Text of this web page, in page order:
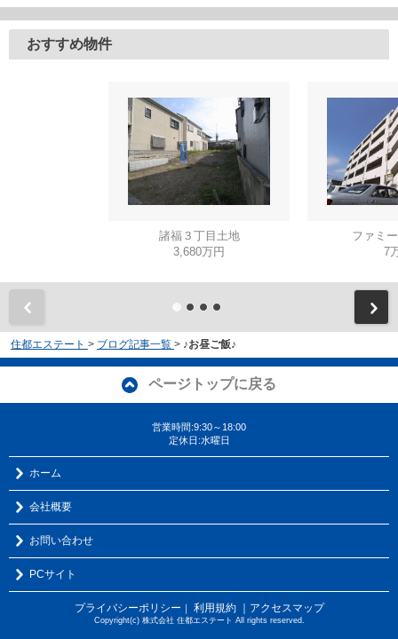
おすすめ物件
諸福３丁目土地
3,680万円
ファミ
7
住都エステート > ブログ記事一覧 > ♪お昼ご飯♪
ページトップに戻る
営業時間:9:30～18:00
定休日:水曜日
ホーム
会社概要
お問い合わせ
PCサイト
プライバシーポリシー ｜ 利用規約 ｜アクセスマップ
Copyright(c) 株式会社 住都エステート All rights reserved.